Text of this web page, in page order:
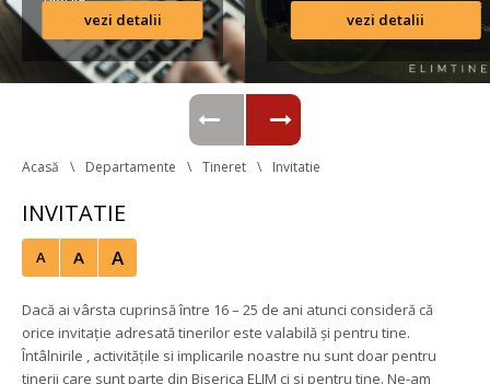
Lista conturilor bancare
vezi detalii
activități, transport*)
Formular de înscriere
Regulamentul taberei
*Având în vedere că o parte
din transportul […]
vezi detalii
Acasă Departamente Tineret Invitatie
INVITATIE
A A A
Dacă ai vârsta cuprinsă între 16 – 25 de ani atunci consideră că
orice invitație adresată tinerilor este valabilă și pentru tine.
Întâlnirile , activitățile si implicarile noastre nu sunt doar pentru
tinerii care sunt parte din Biserica ELIM ci si pentru tine. Ne-am